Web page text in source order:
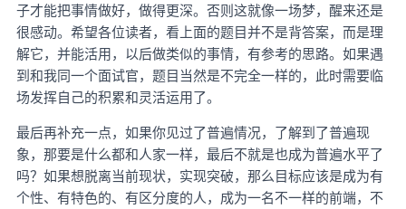
子才能把事情做好，做得更深。否则这就像一场梦，醒来还是
很感动。希望各位读者，看上面的题目并不是背答案，而是理
解它，并能活用，以后做类似的事情，有参考的思路。如果遇
到和我同一个面试官，题目当然是不完全一样的，此时需要临
场发挥自己的积累和灵活运用了。
最后再补充一点，如果你见过了普遍情况，了解到了普遍现
象，那要是什么都和人家一样，最后不就是也成为普遍水平了
吗？如果想脱离当前现状，实现突破，那么目标应该是成为有
个性、有特色的、有区分度的人，成为一名不一样的前端，不